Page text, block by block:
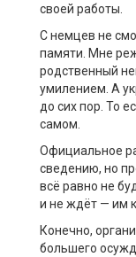
своей работы.
С немцев не
памяти. Мне
родственный
умилением. А
до сих пор. То
самом.
Официальное
сведению, но
всё равно не
и не ждёт — им
Конечно,
большего